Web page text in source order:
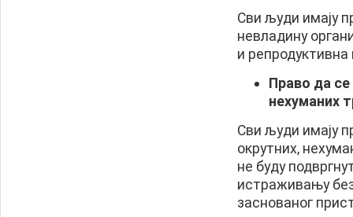
Сви људи имају
невладину
и репродуктивна
Право да
нехуманих
Сви људи имају
окрутних,
не буду
истраживању
заснованог